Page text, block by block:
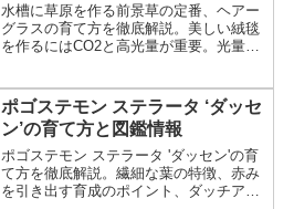
水槽に草原を作る前景草の定番、ヘアー
グラスの育て方を徹底解説。美しい絨毯
を作るにはCO2と高光量が重要。光量、
ポゴステモン ステラータ ‘ダッセ
ン’の育て方と図鑑情報
ポゴステモン ステラータ 'ダッセン'の育
て方を徹底解説。繊細な葉の特徴、赤み
を引き出す育成のポイント、ダッチアク